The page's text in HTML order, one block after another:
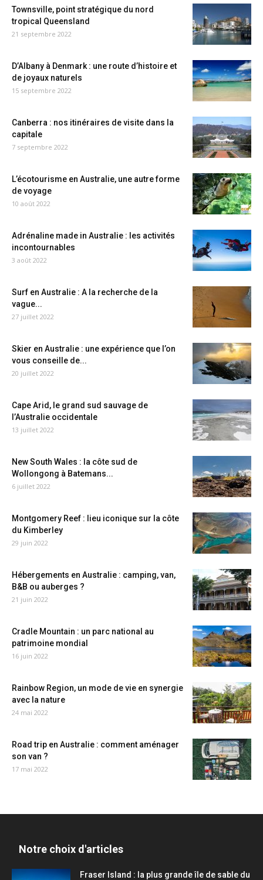
Townsville, point stratégique du nord
tropical Queensland
21 septembre 2022
D’Albany à Denmark : une route d’histoire et
de joyaux naturels
15 septembre 2022
Canberra : nos itinéraires de visite dans la
capitale
7 septembre 2022
L’écotourisme en Australie, une autre forme
de voyage
10 août 2022
Adrénaline made in Australie : les activités
incontournables
3 août 2022
Surf en Australie : A la recherche de la
vague...
27 juillet 2022
Skier en Australie : une expérience que l’on
vous conseille de...
20 juillet 2022
Cape Arid, le grand sud sauvage de
l’Australie occidentale
13 juillet 2022
New South Wales : la côte sud de
Wollongong à Batemans...
6 juillet 2022
Montgomery Reef : lieu iconique sur la côte
du Kimberley
29 juin 2022
Hébergements en Australie : camping, van,
B&B ou auberges ?
21 juin 2022
Cradle Mountain : un parc national au
patrimoine mondial
16 juin 2022
Rainbow Region, un mode de vie en synergie
avec la nature
24 mai 2022
Road trip en Australie : comment aménager
son van ?
17 mai 2022
Notre choix d'articles
Fraser Island : la plus grande île de sable du